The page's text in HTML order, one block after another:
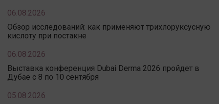
06.08.2026
Обзор исследований: как применяют трихлоруксусную
кислоту при постакне
06.08.2026
Выставка конференция Dubai Derma 2026 пройдет в
Дубае с 8 по 10 сентября
05.08.2026